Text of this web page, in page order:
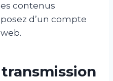
contenus
d’un compte